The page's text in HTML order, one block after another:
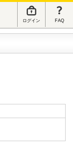
ログイン FAQ